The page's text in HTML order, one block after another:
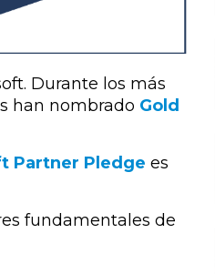
Durante los más
han nombrado Gold
Partner Pledge es
fundamentales de